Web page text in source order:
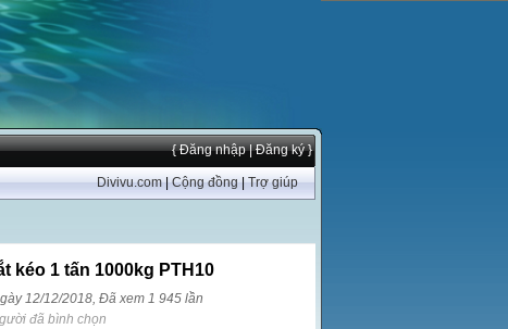
{ Đăng nhập| Đăng ký }
Divivu.com|Cộng đồng|Trợ giúp
kéo 1 tấn 1000kg PTH10
12/12/2018, Đã xem 1 945 lần
đã bình chọn